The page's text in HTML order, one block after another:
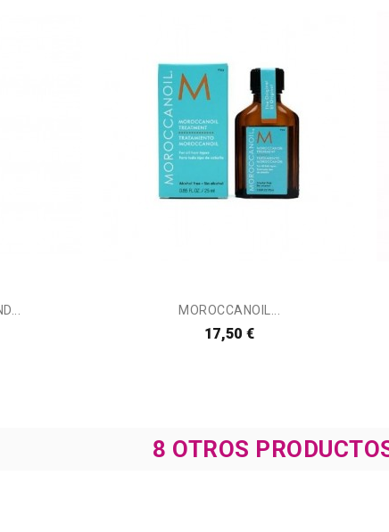
MOROCCANOIL...
17,50 €
8 OTROS